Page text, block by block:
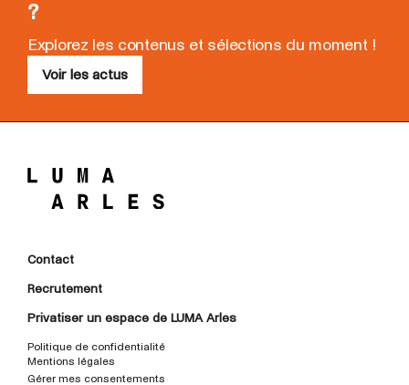
?
Explorez les contenus et sélections du moment !
Voir les actus
Contact
Recrutement
Privatiser un espace de LUMA Arles
Politique de confidentialité
Mentions légales
Gérer mes consentements